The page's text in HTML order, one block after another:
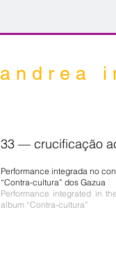
a n d r e a i
33 — crucificação
Performance integrada no
“Contra-cultura” dos Gazua
Performance integrated in
album “Contra-cultura”